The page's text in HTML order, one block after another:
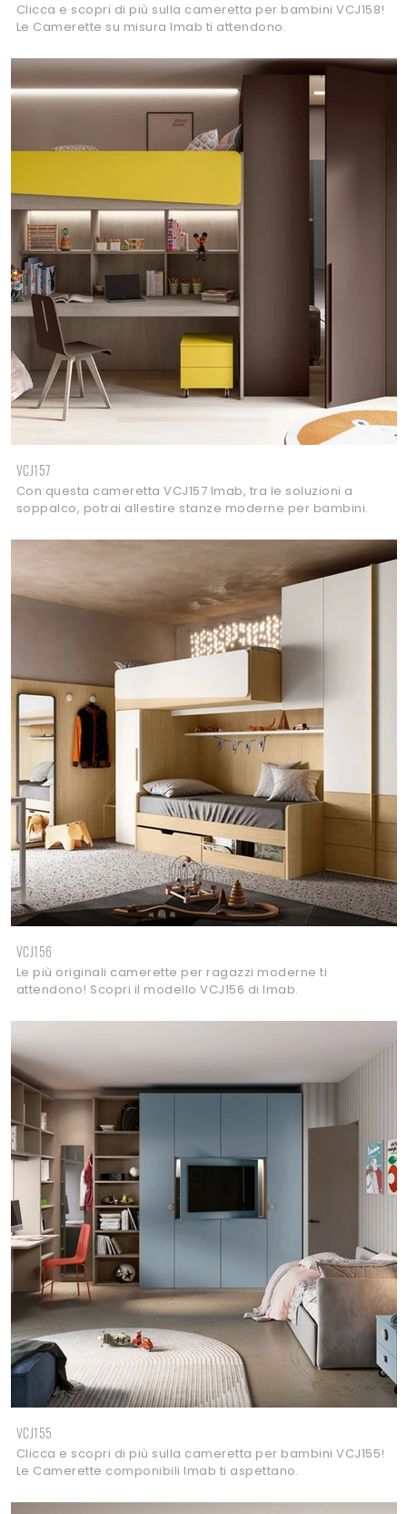
Clicca e scopri di più sulla cameretta per bambini VCJ158!
Le Camerette su misura Imab ti attendono.
VCJ157
Con questa cameretta VCJ157 Imab, tra le soluzioni a
soppalco, potrai allestire stanze moderne per bambini.
VCJ156
Le più originali camerette per ragazzi moderne ti
attendono! Scopri il modello VCJ156 di Imab.
VCJ155
Clicca e scopri di più sulla cameretta per bambini VCJ155!
Le Camerette componibili Imab ti aspettano.